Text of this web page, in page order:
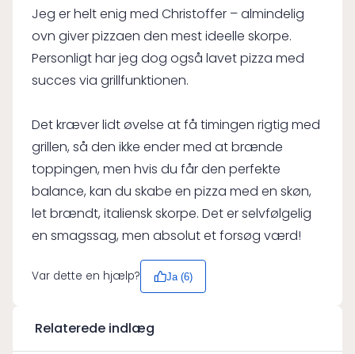
Jeg er helt enig med Christoffer – almindelig
ovn giver pizzaen den mest ideelle skorpe.
Personligt har jeg dog også lavet pizza med
succes via grillfunktionen.
Det kræver lidt øvelse at få timingen rigtig med
grillen, så den ikke ender med at brænde
toppingen, men hvis du får den perfekte
balance, kan du skabe en pizza med en skøn,
let brændt, italiensk skorpe. Det er selvfølgelig
en smagssag, men absolut et forsøg værd!
Var dette en hjælp? Ja (6)
Relaterede indlæg